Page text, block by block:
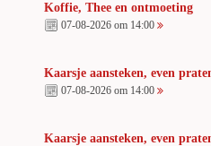
Koffie, Thee en ontmoeting
07-08-2026 om 14:00
Kaarsje aansteken, even
07-08-2026 om 14:00
Kaarsje aansteken, even